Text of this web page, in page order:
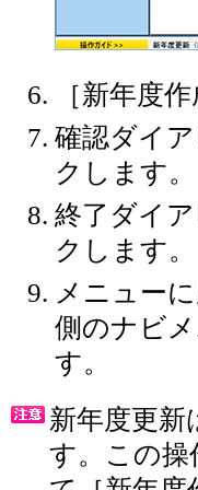
［新年度
確認ダイ
クします。
終了ダイ
クします。
メニュー
側のナビ
す。
新年度更新
す。この